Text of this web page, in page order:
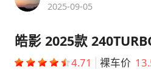
2025-09-05
皓影 2025款
4.71 裸车价